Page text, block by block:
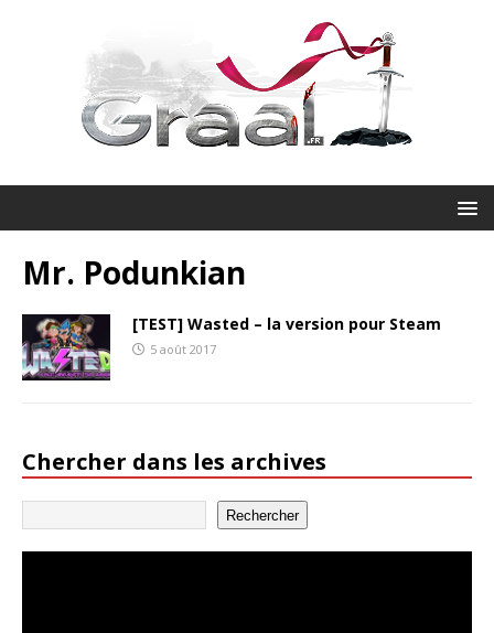
Mr. Podunkian
[TEST] Wasted – la version pour Steam
5 août 2017
Chercher dans les archives
Rechercher